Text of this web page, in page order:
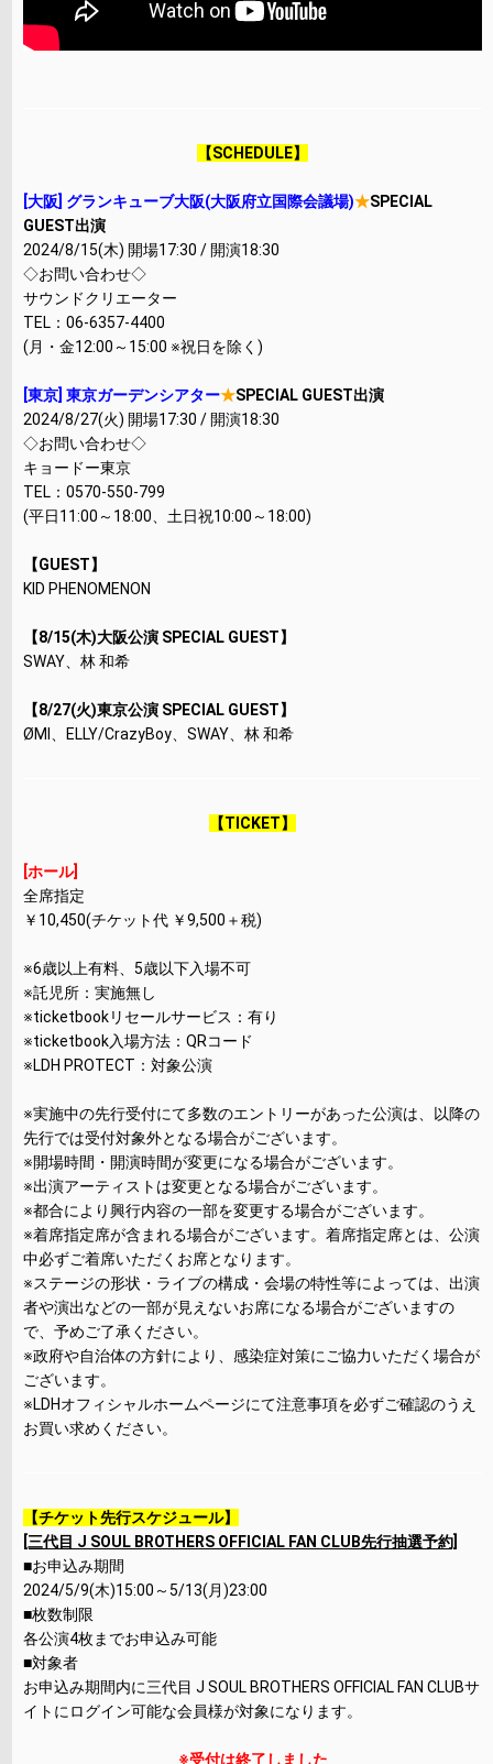
【SCHEDULE】
[大阪] グランキューブ大阪(大阪府立国際会議場)★SPECIAL
GUEST出演
2024/8/15(木) 開場17:30 / 開演18:30
◇お問い合わせ◇
サウンドクリエーター
TEL：06-6357-4400
(月・金12:00～15:00 ※祝日を除く)
[東京] 東京ガーデンシアター★SPECIAL GUEST出演
2024/8/27(火) 開場17:30 / 開演18:30
◇お問い合わせ◇
キョードー東京
TEL：0570-550-799
(平日11:00～18:00、土日祝10:00～18:00)
【GUEST】
KID PHENOMENON
【8/15(木)大阪公演 SPECIAL GUEST】
SWAY、林 和希
【8/27(火)東京公演 SPECIAL GUEST】
ØMI、ELLY/CrazyBoy、SWAY、林 和希
【TICKET】
[ホール]
全席指定
￥10,450(チケット代 ￥9,500＋税)
※6歳以上有料、5歳以下入場不可
※託児所：実施無し
※ticketbookリセールサービス：有り
※ticketbook入場方法：QRコード
※LDH PROTECT：対象公演
※実施中の先行受付にて多数のエントリーがあった公演は、以降の
先行では受付対象外となる場合がございます。
※開場時間・開演時間が変更になる場合がございます。
※出演アーティストは変更となる場合がございます。
※都合により興行内容の一部を変更する場合がございます。
※着席指定席が含まれる場合がございます。着席指定席とは、公演
中必ずご着席いただくお席となります。
※ステージの形状・ライブの構成・会場の特性等によっては、出演
者や演出などの一部が見えないお席になる場合がございますの
で、予めご了承ください。
※政府や自治体の方針により、感染症対策にご協力いただく場合が
ございます。
※LDHオフィシャルホームページにて注意事項を必ずご確認のうえ
お買い求めください。
【チケット先行スケジュール】
[三代目 J SOUL BROTHERS OFFICIAL FAN CLUB先行抽選予約]
■お申込み期間
2024/5/9(木)15:00～5/13(月)23:00
■枚数制限
各公演4枚までお申込み可能
■対象者
お申込み期間内に三代目 J SOUL BROTHERS OFFICIAL FAN CLUBサ
イトにログイン可能な会員様が対象になります。
※受付は終了しました